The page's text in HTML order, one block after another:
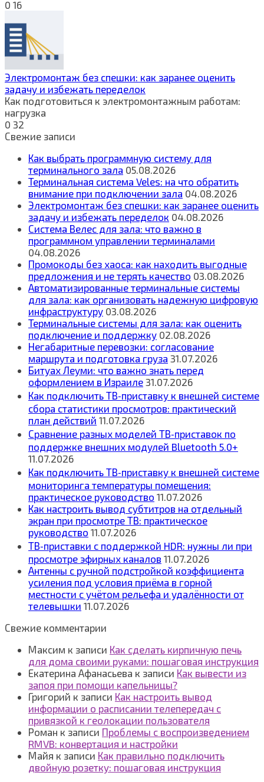
0 16
Электромонтаж без спешки: как заранее оценить
задачу и избежать переделок
Как подготовиться к электромонтажным работам:
нагрузка
0 32
Свежие записи
Как выбрать программную систему для
терминального зала 05.08.2026
Терминальная система Veles: на что обратить
внимание при подключении зала 04.08.2026
Электромонтаж без спешки: как заранее оценить
задачу и избежать переделок 04.08.2026
Система Велес для зала: что важно в
программном управлении терминалами
04.08.2026
Промокоды без хаоса: как находить выгодные
предложения и не терять качество 03.08.2026
Автоматизированные терминальные системы
для зала: как организовать надежную цифровую
инфраструктуру 03.08.2026
Терминальные системы для зала: как оценить
подключение и поддержку 02.08.2026
Негабаритные перевозки: согласование
маршрута и подготовка груза 31.07.2026
Битуах Леуми: что важно знать перед
оформлением в Израиле 31.07.2026
Как подключить ТВ‑приставку к внешней системе
сбора статистики просмотров: практический
план действий 11.07.2026
Сравнение разных моделей ТВ‑приставок по
поддержке внешних модулей Bluetooth 5.0+
11.07.2026
Как подключить ТВ‑приставку к внешней системе
мониторинга температуры помещения:
практическое руководство 11.07.2026
Как настроить вывод субтитров на отдельный
экран при просмотре ТВ: практическое
руководство 11.07.2026
ТВ‑приставки с поддержкой HDR: нужны ли при
просмотре эфирных каналов 11.07.2026
Антенны с ручной подстройкой коэффициента
усиления под условия приёма в горной
местности с учётом рельефа и удалённости от
телевышки 11.07.2026
Свежие комментарии
Максим к записи Как сделать кирпичную печь
для дома своими руками: пошаговая инструкция
Екатерина Афанасьева к записи Как вывести из
запоя при помощи капельницы?
Григорий к записи Как настроить вывод
информации о расписании телепередач с
привязкой к геолокации пользователя
Роман к записи Проблемы с воспроизведением
RMVB: конвертация и настройки
Майя к записи Как правильно подключить
двойную розетку: пошаговая инструкция